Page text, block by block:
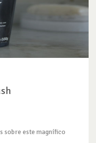
sobre este magnífico